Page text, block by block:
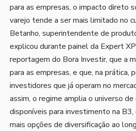
para as empresas, o impacto direto
varejo tende a ser mais limitado no
Betanho, superintendente de
explicou durante painel da Expert
reportagem do Bora Investir, que a
para as empresas, e que, na prática,
investidores que já operam no
assim, o regime amplia o universo de
disponíveis para investimento na
mais opções de diversificação ao